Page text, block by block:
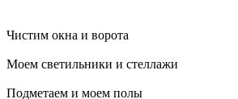
Чистим окна и ворота
Моем светильники и стеллажи
Подметаем и моем полы